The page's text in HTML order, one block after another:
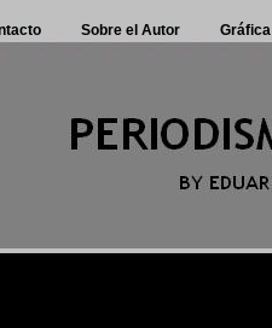
Sobre el Autor Gráfica